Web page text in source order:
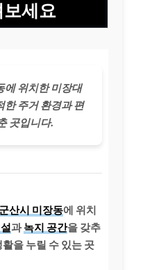
세요
에 위치한 미장대
한 주거 환경과 편
곳입니다.
군산시 미장동에 위치
과녹지 공간을 갖추
을 누릴 수 있는 곳